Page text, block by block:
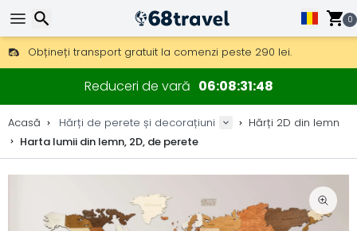
0
Obțineți transport gratuit la comenzi peste 290 lei.
DHL Express peste noapte, de asemenea, disponibil.
30 zile pentru retur, 90 zile pentru hărți din lemn și decorațiuni.
Reduceri de vară 06 08 31 47
Acasă Hărți de perete și decorațiuni
Hărți 2D din lemn
Harta lumii din lemn, 2D, de perete
Căutare
Căutare